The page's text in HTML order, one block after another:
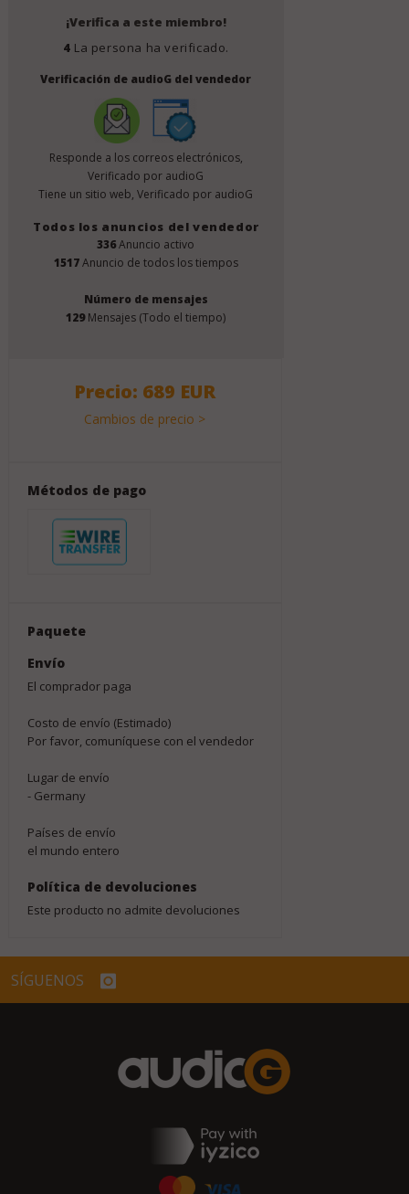
¡Verifica a este miembro!
4 La persona ha verificado.
Verificación de audioG del vendedor
Responde a los correos electrónicos,
Verificado por audioG
Tiene un sitio web, Verificado por audioG
Todos los anuncios del vendedor
336Anuncio activo
1517Anuncio de todos los tiempos
Número de mensajes
129Mensajes (Todo el tiempo)
Precio: 689 EUR
Cambios de precio >
Métodos de pago
Paquete
Envío
El comprador paga
Costo de envío (Estimado)
Por favor, comuníquese con el vendedor
Lugar de envío
- Germany
Países de envío
el mundo entero
Política de devoluciones
Este producto no admite devoluciones
SÍGUENOS